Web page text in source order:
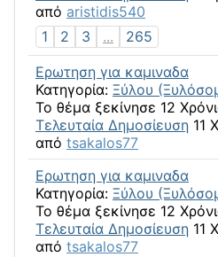
από aristidis540
1
2 3 ...
265
Ερωτηση για καμιναδα
Κατηγορία: Ξύλου
Το θέμα ξεκίνησε 12
Τελευταία Δημοσίευση 11
από tsakalos77
Ερωτηση για καμιναδα
Κατηγορία: Ξύλου
Το θέμα ξεκίνησε 12
Τελευταία Δημοσίευση 11
από tsakalos77